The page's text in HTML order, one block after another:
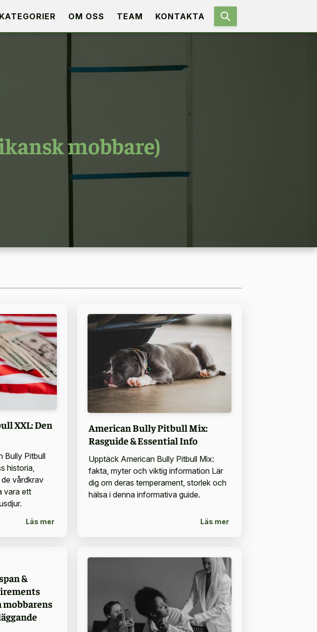
KATEGORIER OM OSS TEAM KONTAKTA
mobbare)
XXL: Den
Bully Pitbull
historia,
vårdkrav
vara ett
Läs mer
American Bully Pitbull Mix:
Rasguide & Essential Info
Upptäck American Bully Pitbull Mix:
fakta, myter och viktig information Lär
dig om deras temperament, storlek och
hälsa i denna informativa guide.
Läs mer
&
mobbarens